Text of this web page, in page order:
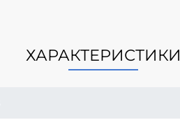
ХАРАКТЕРИСТИКИ